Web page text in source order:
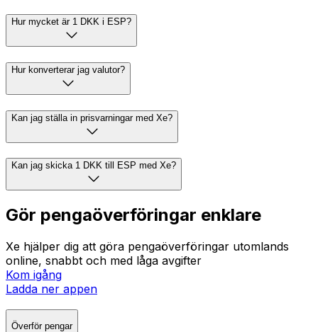
Hur mycket är 1 DKK i ESP?
Hur konverterar jag valutor?
Kan jag ställa in prisvarningar med Xe?
Kan jag skicka 1 DKK till ESP med Xe?
Gör pengaöverföringar enklare
Xe hjälper dig att göra pengaöverföringar utomlands
online, snabbt och med låga avgifter
Kom igång
Ladda ner appen
Överför pengar